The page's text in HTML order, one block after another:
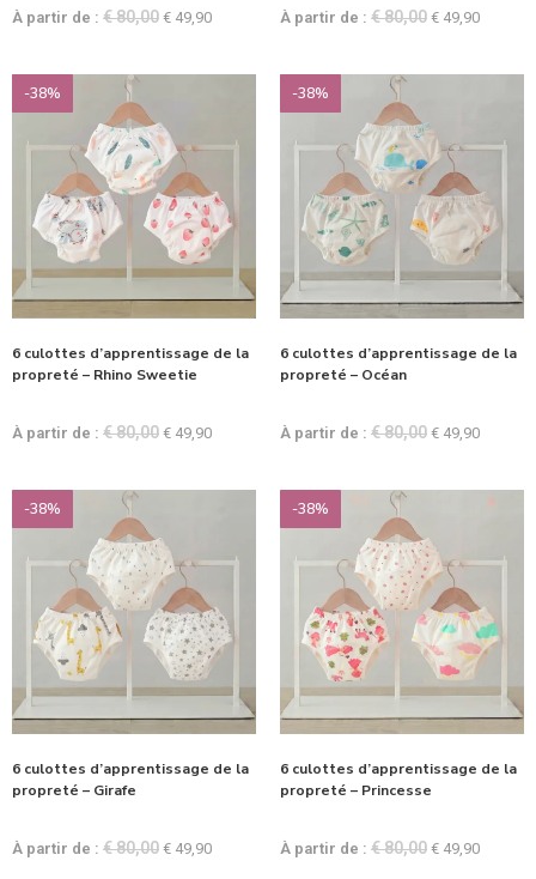
À partir de : €80,00 € 49,90 À partir de : €80,00 € 49,90
-38%
6 culottes d’apprentissage de la
propreté – Rhino Sweetie
À partir de : €80,00 € 49,90
-38%
6 culottes d’apprentissage de la
propreté – Océan
À partir de : €80,00 € 49,90
-38%
6 culottes d’apprentissage de la
propreté – Girafe
À partir de : €80,00 € 49,90
-38%
6 culottes d’apprentissage de la
propreté – Princesse
À partir de : €80,00 € 49,90